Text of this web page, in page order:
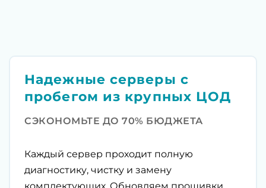
Надежные серверы с
пробегом из крупных ЦОД
СЭКОНОМЬТЕ ДО 70% БЮДЖЕТА
Каждый сервер проходит полную
диагностику, чистку и замену